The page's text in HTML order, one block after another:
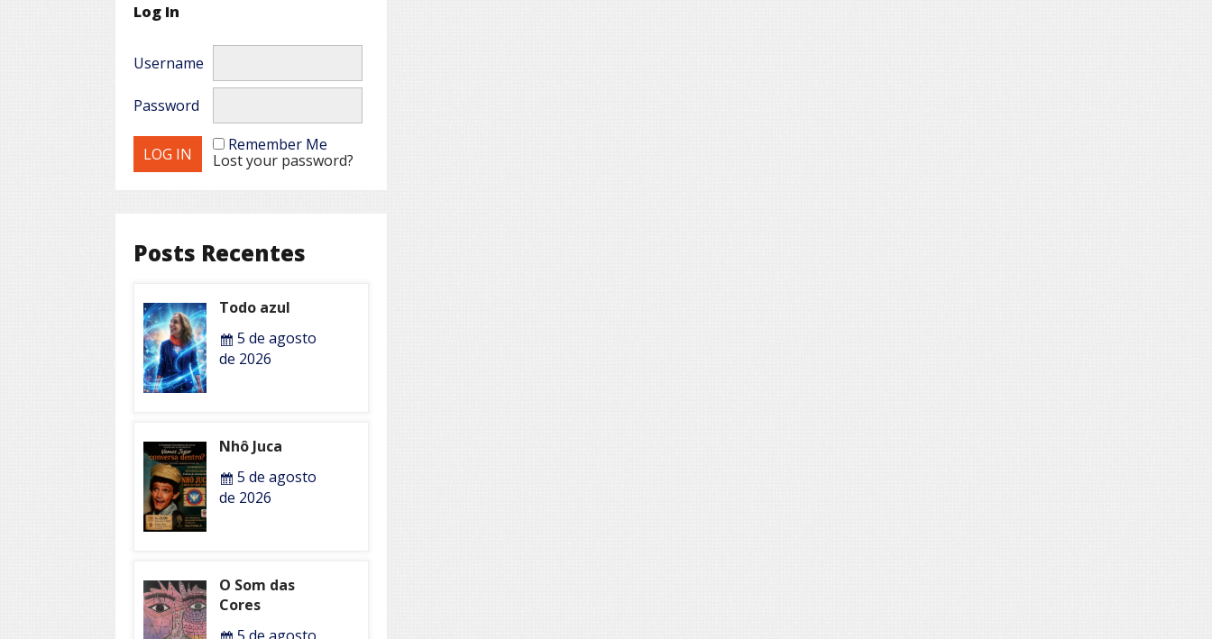
Log In
Username
Password
Remember Me
Lost your password?
Posts Recentes
Todo azul
5 de agosto
de 2026
Nhô Juca
5 de agosto
de 2026
O Som das
Cores